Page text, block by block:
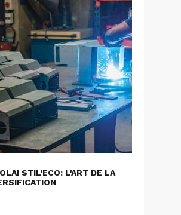
STIL'ECO: L'ART DE LA